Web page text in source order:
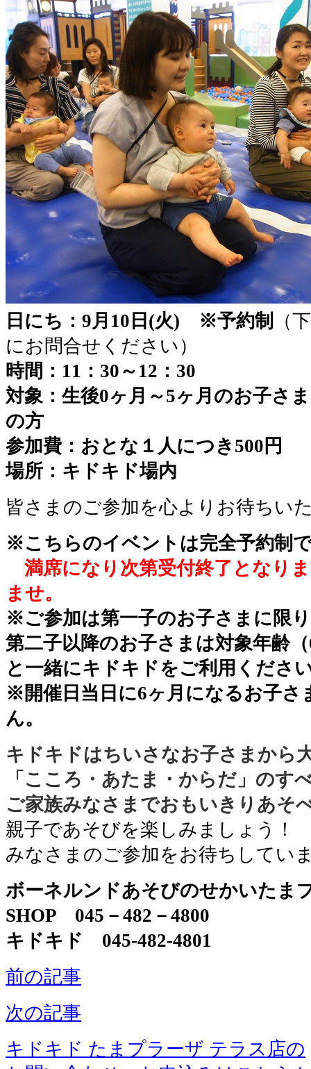
日にち：9月10日(火) ※予約制
（
にお問合せください）
時間：11：30～12：30
対象：生後0ヶ月～5ヶ月のお子さ
の方
参加費：おとな１人につき500円
場所：キドキド場内
皆さまのご参加を心よりお待ちい
※こちらのイベントは完全予約制
満席になり次第受付終了となり
ませ。
※ご参加は第一子のお子さまに限
第二子以降のお子さまは対象年齢
と一緒にキドキドをご利用くださ
※開催日当日に6ヶ月になるお子さ
ん。
キドキドはちいさなお子さまから
「こころ・あたま・からだ」のす
ご家族みなさまでおもいきりあそ
親子であそびを楽しみましょう！
みなさまのご参加をお待ちしてい
ボーネルンドあそびのせかいたま
SHOP 045－482－4800
キドキド 045-482-4801
前の記事
次の記事
キドキド たまプラーザ テラス店の